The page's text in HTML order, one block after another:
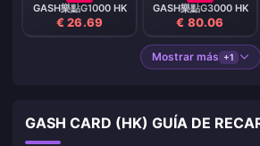
GASH樂點G1000 HK
€ 26.69
GASH樂點G3000 HK
€ 80.06
Mostrar más +1
GASH CARD (HK) GUÍA DE